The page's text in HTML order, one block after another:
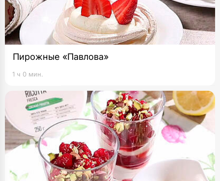
Пирожные «Павлова»
1 ч 0 мин.